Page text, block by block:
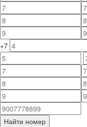
+7
Найти номер